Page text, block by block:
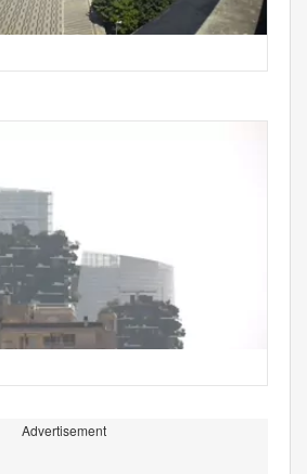
Advertisement